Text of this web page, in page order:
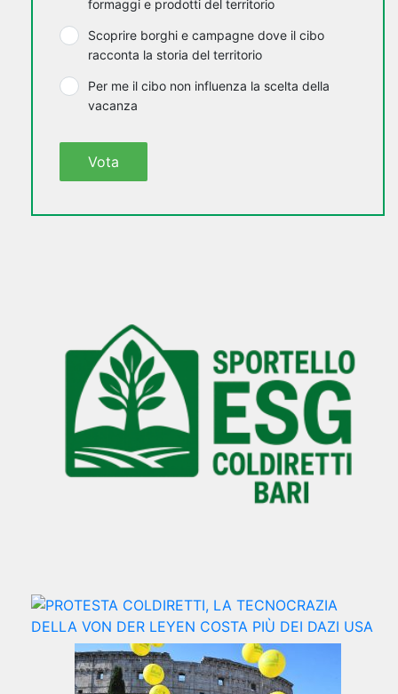
formaggi e prodotti del territorio
Scoprire borghi e campagne dove il cibo
racconta la storia del territorio
Per me il cibo non influenza la scelta della
vacanza
Vota